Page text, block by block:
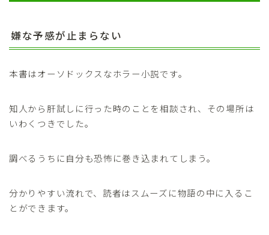
嫌な予感が止まらない
本書はオーソドックスなホラー小説です。
知人から肝試しに行った時のことを相談され、その場所は
いわくつきでした。
調べるうちに自分も恐怖に巻き込まれてしまう。
分かりやすい流れで、読者はスムーズに物語の中に入るこ
とができます。